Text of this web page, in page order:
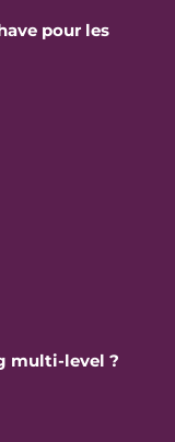
pour les
multi-level ?